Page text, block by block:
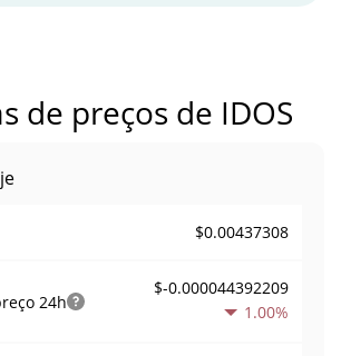
de preços de IDOS
$0.00437308
24h
$-0.000044392209
1.00%